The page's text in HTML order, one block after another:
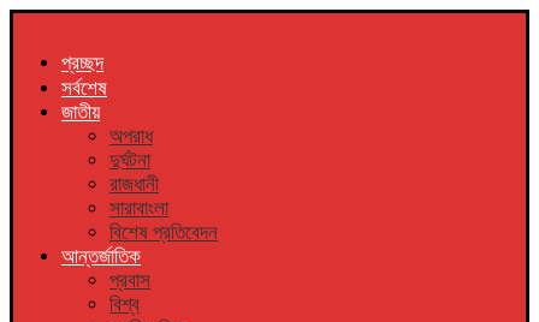
প্রচ্ছদ
সর্বশেষ
জাতীয়
অপরাধ
দুর্ঘটনা
রাজধানী
সারাবাংলা
বিশেষ প্রতিবেদন
আন্তর্জাতিক
প্রবাস
বিশ্ব